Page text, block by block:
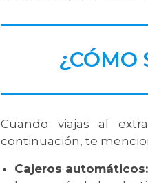
¿CÓMO
Cuando viajas al
continuación, te
Cajeros automáticos: